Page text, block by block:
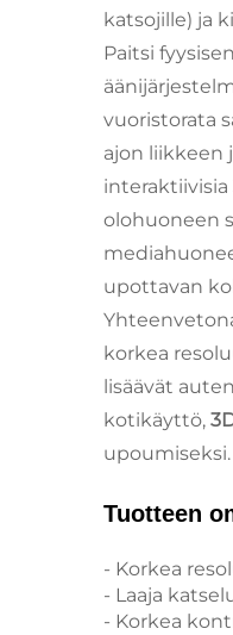
katsojille) ja
Paitsi
vuoristorata
ajon liikkeen
olohuoneen
upottavan
korkea
lisäävät
kotikäyttö,
upoumiseksi.
Tuotteen
- Korkea
- Laaja
- Korkea